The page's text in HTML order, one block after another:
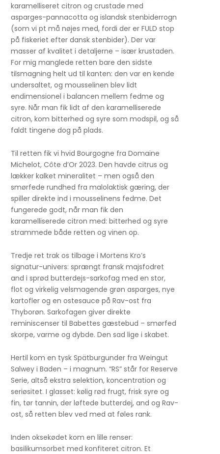
karamelliseret citron og crustade med
asparges-pannacotta og islandsk stenbiderrogn
(som vi pt må nøjes med, fordi der er FULD stop
på fiskeriet efter dansk stenbider). Der var
masser af kvalitet i detaljerne – især krustaden.
For mig manglede retten bare den sidste
tilsmagning helt ud til kanten: den var en kende
undersaltet, og mousselinen blev lidt
endimensionel i balancen mellem fedme og
syre. Når man fik lidt af den karamelliserede
citron, kom bitterhed og syre som modspil, og så
faldt tingene dog på plads.
Til retten fik vi hvid Bourgogne fra Domaine
Michelot, Côte d’Or 2023. Den havde citrus og
lækker kalket mineralitet – men også den
smørfede rundhed fra malolaktisk gæring, der
spiller direkte ind i mousselinens fedme. Det
fungerede godt, når man fik den
karamelliserede citron med: bitterhed og syre
strammede både retten og vinen op.
Tredje ret trak os tilbage i Mortens Kro’s
signatur-univers: sprængt fransk majsfodret
and i sprød butterdejs-sarkofag med en stor,
flot og virkelig velsmagende grøn asparges, nye
kartofler og en ostesauce på Rav-ost fra
Thyborøn. Sarkofagen giver direkte
reminiscenser til Babettes gæstebud – smørfed
skorpe, varme og dybde. Den sad lige i skabet.
Hertil kom en tysk Spätburgunder fra Weingut
Salwey i Baden – i magnum. “RS” står for Reserve
Serie, altså ekstra selektion, koncentration og
seriøsitet. I glasset: kølig rød frugt, frisk syre og
fin, tør tannin, der løftede butterdej, and og Rav-
ost, så retten blev ved med at føles rank.
Inden oksekødet kom en lille renser:
basilikumsorbet med konfiteret citron. Et